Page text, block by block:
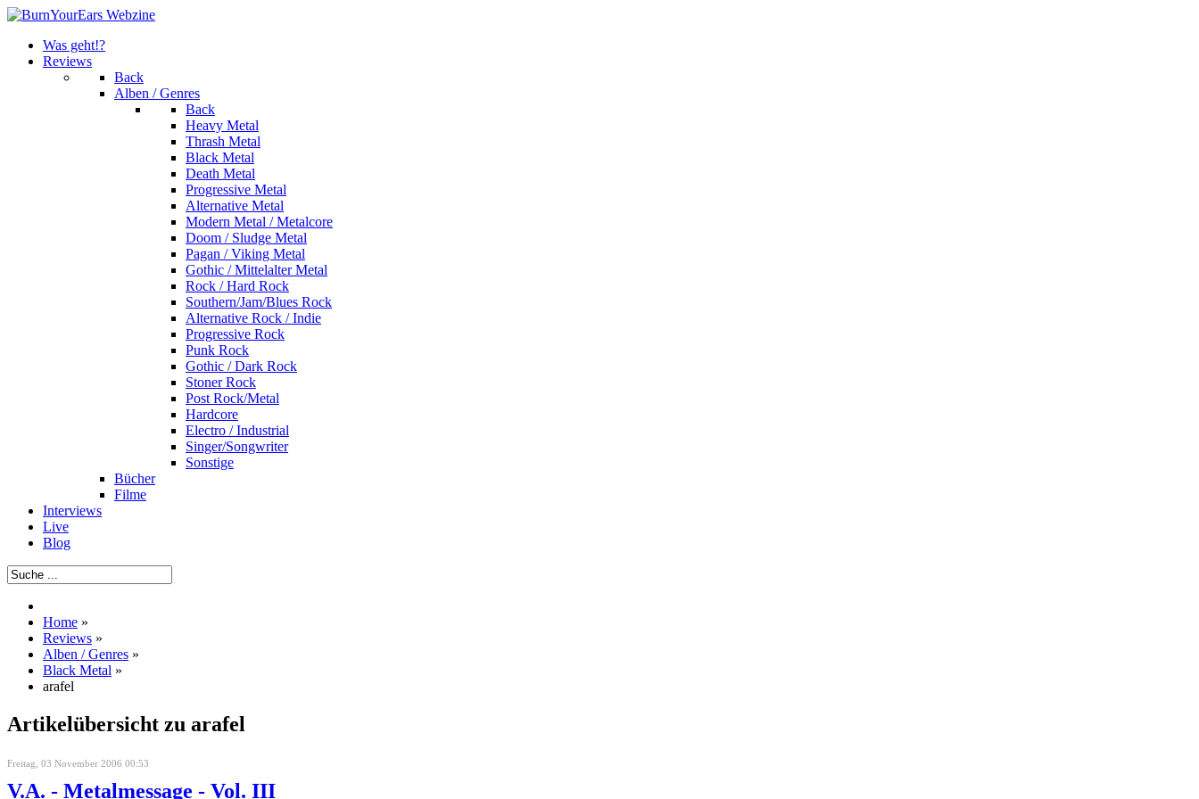
Was geht!?
Reviews
Back
Alben / Genres
Back
Heavy Metal
Thrash Metal
Black Metal
Death Metal
Progressive Metal
Alternative Metal
Modern Metal / Metalcore
Doom / Sludge Metal
Pagan / Viking Metal
Gothic / Mittelalter Metal
Rock / Hard Rock
Southern/Jam/Blues Rock
Alternative Rock / Indie
Progressive Rock
Punk Rock
Gothic / Dark Rock
Stoner Rock
Post Rock/Metal
Hardcore
Electro / Industrial
Singer/Songwriter
Sonstige
Bücher
Filme
Interviews
Live
Blog
Home »
Reviews »
Alben / Genres »
Black Metal »
arafel
Artikelübersicht zu arafel
Freitag, 03 November 2006 00:53
V.A. - Metalmessage - Vol. III